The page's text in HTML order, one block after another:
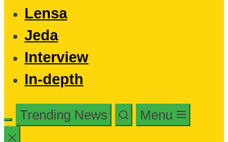
Lensa
Jeda
Interview
In-depth
Trending News Menu